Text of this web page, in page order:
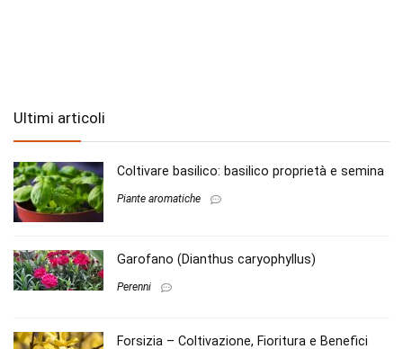
Ultimi articoli
Coltivare basilico: basilico proprietà e semina
Piante aromatiche
Garofano (Dianthus caryophyllus)
Perenni
Forsizia – Coltivazione, Fioritura e Benefici